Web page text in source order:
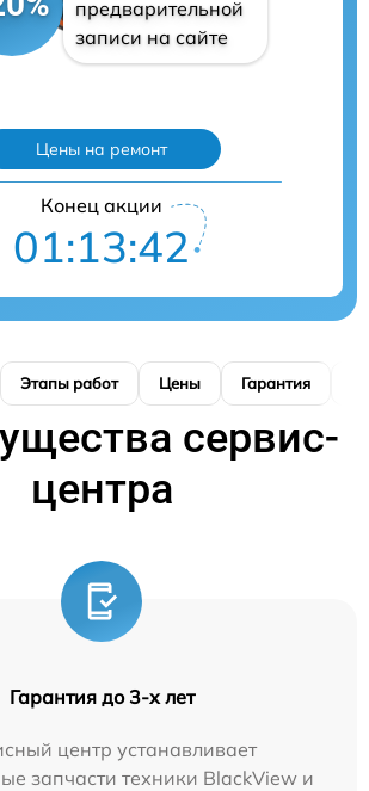
предварительной
записи на сайте
Цены на ремонт
Конец акции
01:13:41
Этапы работ Цены Гарантия
сервис-
центра
Гарантия до 3-х лет
центр устанавливает
запчасти техники BlackView и